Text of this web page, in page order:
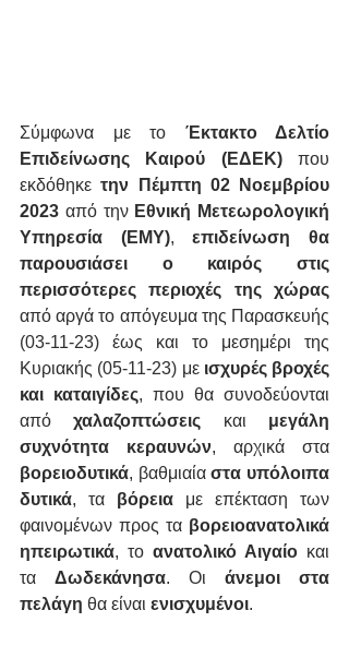
Σύμφωνα με το Έκτακτο Δελτίο
Επιδείνωσης Καιρού (ΕΔΕΚ) που
εκδόθηκε την Πέμπτη 02 Νοεμβρίου
2023 από την Εθνική Μετεωρολογική
Υπηρεσία (ΕΜΥ), επιδείνωση θα
παρουσιάσει ο καιρός στις
περισσότερες περιοχές της χώρας
από αργά το απόγευμα της Παρασκευής
(03-11-23) έως και το μεσημέρι της
Κυριακής (05-11-23) με ισχυρές βροχές
και καταιγίδες, που θα συνοδεύονται
από χαλαζοπτώσεις και μεγάλη
συχνότητα κεραυνών
βορειοδυτικά, βαθμιαία στα υπόλοιπα
δυτικά, τα βόρεια με επέκταση των
φαινομένων προς τα βορειοανατολικά
ηπειρωτικά, το ανατολικό Αιγαίο και
τα Δωδεκάνησα. Οι άνεμοι στα
πελάγη θα είναι ενισχυμένοι.